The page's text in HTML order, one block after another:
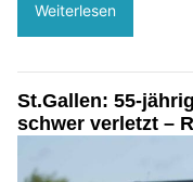
Weiterlesen
St.Gallen: 55-
schwer verletzt –